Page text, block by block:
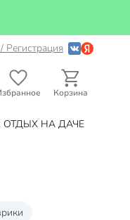
Регистрация
Корзина
ОТДЫХ НА ДАЧЕ